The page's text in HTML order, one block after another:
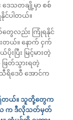
ဒေသတချို့မှာ စစ်
င်ပါတယ်။
တွေလည်း ကြုံရနိုင်
တယ်။ နောက် ငှက်
ပြီး မြင့်မားတဲ့
ဖြတ်သွားရတဲ့
ဒေဝီ အောင်က
ရှိတယ်။ သူတို့တွေက
သ က ဒီလိုသတ်မှတ်